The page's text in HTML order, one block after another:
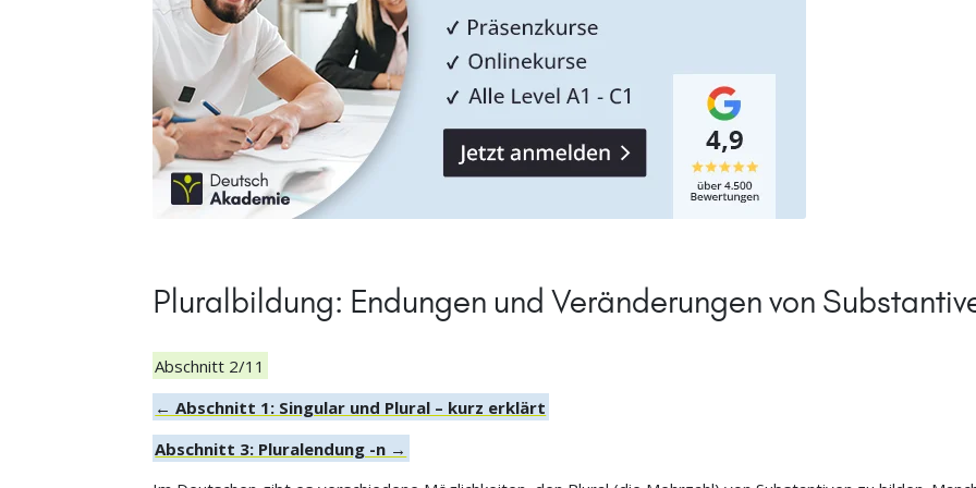
Pluralbildung: Endungen und Veränderungen von
Abschnitt 2/11
← Abschnitt 1: Singular und Plural – kurz erklärt
Abschnitt 3: Pluralendung -n →